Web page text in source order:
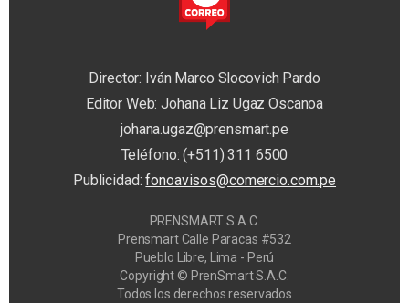
Director: Iván Marco Slocovich Pardo
Editor Web: Johana Liz Ugaz Oscanoa
johana.ugaz@prensmart.pe
Teléfono: (+511) 311 6500
Publicidad:fonoavisos@comercio.com.pe
PRENSMART S.A.C.
Prensmart Calle Paracas #532
Pueblo Libre, Lima - Perú
Copyright © PrenSmart S.A.C.
Todos los derechos reservados